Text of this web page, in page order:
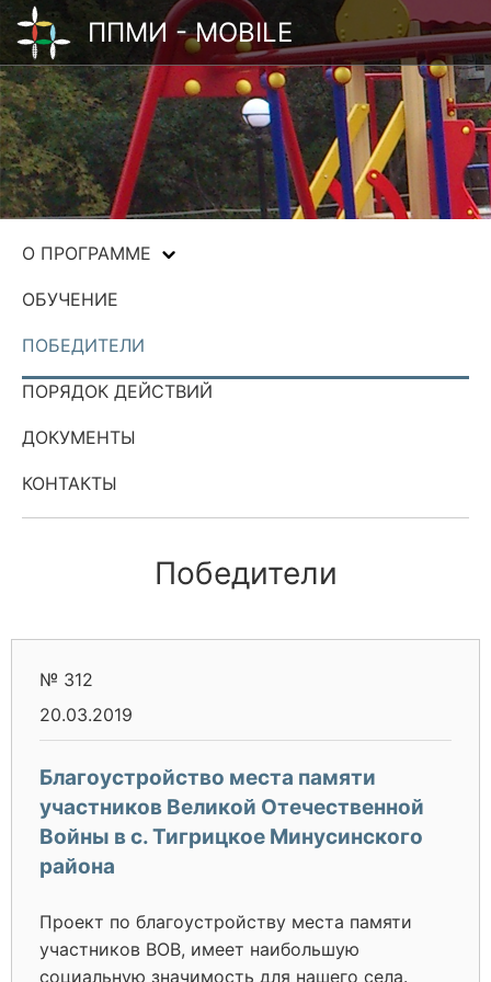
ППМИ - MOBILE
О ПРОГРАММЕ
ОБУЧЕНИЕ
ПОБЕДИТЕЛИ
ПОРЯДОК ДЕЙСТВИЙ
ДОКУМЕНТЫ
КОНТАКТЫ
Победители
№ 312
20.03.2019
Благоустройство места памяти
участников Великой Отечественной
Войны в с. Тигрицкое Минусинского
района
Проект по благоустройству места памяти
участников ВОВ, имеет наибольшую
социальную значимость для нашего села.